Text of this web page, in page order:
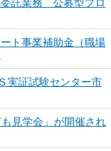
委託業務 公募型プロ
ト事業補助金（職場
実証試験センター市
見学会」が開催され